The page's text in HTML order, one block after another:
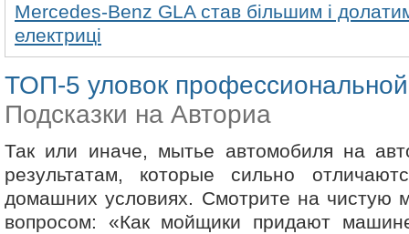
Mercedes-Benz GLA став більшим і
електриці
ТОП-5 уловок
Подсказки на Авториа
Так или иначе, мытье автомобиля на
результатам, которые сильно
домашних условиях. Смотрите на чистую
вопросом: «Как мойщики придают